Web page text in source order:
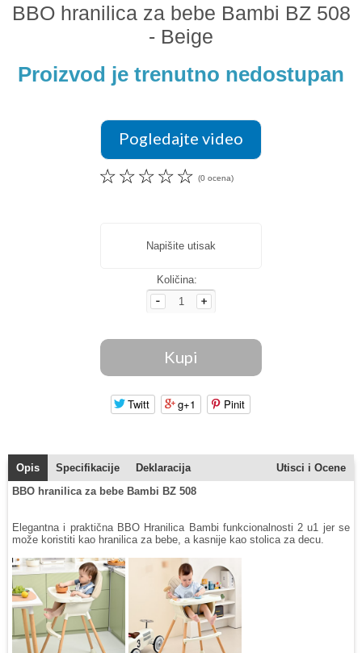
BBO hranilica za bebe Bambi BZ 508
- Beige
Proizvod je trenutno nedostupan
Pogledajte video
☆
☆
☆
☆
☆ (0 ocena)
Napišite utisak
Količina:
Twitt g+1 Pinit
Opis Specifikacije Deklaracija
Utisci i Ocene
BBO hranilica za bebe Bambi BZ 508
Elegantna i praktična BBO Hranilica Bambi funkcionalnosti 2 u1 jer se
može koristiti kao hranilica za bebe, a kasnije kao stolica za decu.